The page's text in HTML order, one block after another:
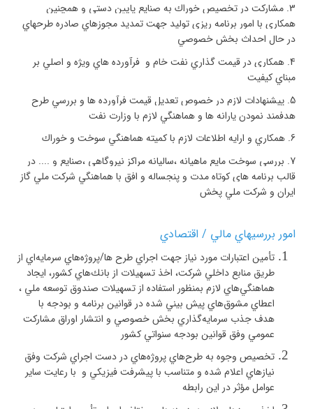
3. مشاركت در تخصيص خوراك به صنايع پايين دستي و همچنين
همكاري با امور برنامه ريزي توليد جهت تمديد مجوزهاي صادره طرحهاي
در حال احداث بخش خصوصي
4. همكاري در قيمت گذاري نفت خام و فرآورده هاي ويژه و اصلي بر
مبناي كيفيت
5. پيشنهادات لازم در خصوص تعديل قيمت فرآورده ها و بررسي طرح
هدفمند نمودن يارانه ها و هماهنگي لازم با وزارت نفت
6. همكاري و ارايه اطلاعات لازم با كميته هماهنگي سوخت و خوراك
7. بررسي سوخت مايع ماهيانه ،‌ساليانه مراكز نيروگاهي ،‌صنايع و .... در
قالب برنامه هاي كوتاه مدت و پنجساله و افق با هماهنگي شركت ملي گاز
ايران و شركت ملي پخش
امور بررسيهاي مالي / اقتصادي
تأمين اعتبارات مورد نياز جهت اجراي طرح ها/پروژه‌هاي سرمايه‌اي از
طريق منابع داخلي شركت، اخذ تسهيلات از بانك‌هاي كشور، ايجاد
هماهنگي‌هاي لازم بمنظور استفاده از تسهيلات صندوق توسعه ملي ،
اعطاي مشوق‌هاي پيش بيني شده در قوانين برنامه و بودجه با
هدف جذب سرمايه‌گذاري بخش خصوصي و انتشار اوراق مشاركت
عمومي وفق قوانين بودجه سنواتي كشور
تخصيص وجوه به طرح‌هاي پروژه‌هاي در دست اجراي شركت وفق
نيازهاي اعلام شده و متناسب با پيشرفت فيزيكي و با رعايت ساير
عوامل مؤثر در اين رابطه